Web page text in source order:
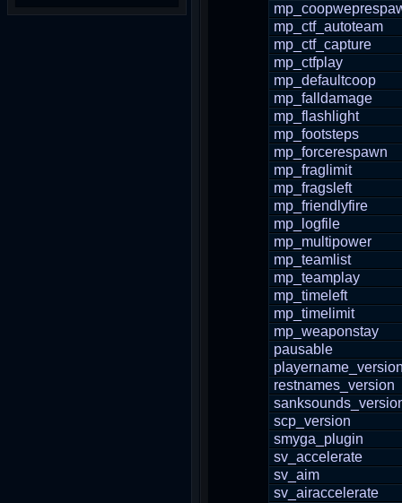
mp_ctf_autoteam
mp_ctf_capture
mp_ctfplay
mp_defaultcoop
mp_falldamage
mp_flashlight
mp_footsteps
mp_forcerespawn
mp_fraglimit
mp_fragsleft
mp_friendlyfire
mp_logfile
mp_multipower
mp_teamlist
mp_teamplay
mp_timeleft
mp_timelimit
mp_weaponstay
pausable
restnames_version
scp_version
smyga_plugin
sv_accelerate
sv_aim
sv_airaccelerate